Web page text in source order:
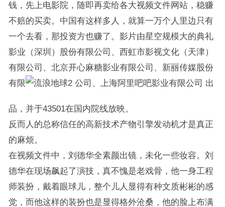
钱，先上电影院，随即再卖给各大视频文件网站，稳赚
不赔的买卖。中国有这样多人，就算一万个人里边只有
一个去看，那投资方也赚了。影片由星空规模大的典礼
影业（深圳）股份有限公司、西虹市影视文化（天津）
有限公司、北京开心麻糖影业有限公司、新丽传媒股份
有限
公司、上海阿里吧吧影业有限公司 出
品，并于43501在国内院线放映。
反而人的总称信任的高新技术产物引擎发动机才是真正
的麻烦。
在视频文件中，刘德华全素颜出镜，未化一些妆容。刘
德华在现场飙起了演技，真不愧是老戏骨，他一身工程
师装扮，戴着眼球儿，整个儿人显得有种文质彬彬的感
觉，而他这样的装扮也是显得格外沧桑，他的脸上布满